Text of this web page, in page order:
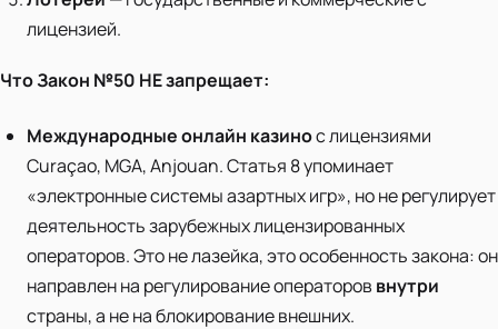
лицензией.
Что Закон №50 НЕ запрещает:
Международные онлайн казинос лицензиями
Curaçao, MGA, Anjouan. Статья 8 упоминает
«электронные системы азартных игр», но не регулирует
деятельность зарубежных лицензированных
операторов. Это не лазейка, это особенность закона: он
направлен на регулирование операторов внутри
страны, а не на блокирование внешних.